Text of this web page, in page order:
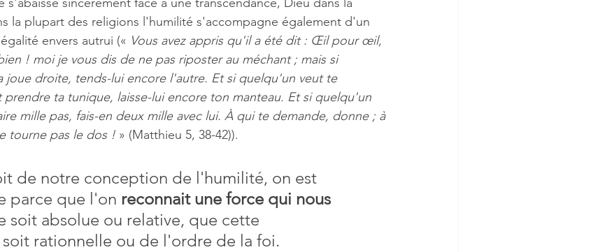
la plupart des religions l'humilité s'accompagne également d'un
envers autrui (« Vous avez appris qu'il a été dit : Œil pour œil,
! moi je vous dis de ne pas riposter au méchant ; mais si
joue droite, tends-lui encore l'autre. Et si quelqu'un veut te
prendre ta tunique, laisse-lui encore ton manteau. Et si quelqu'un
mille pas, fais-en deux mille avec lui. À qui te demande, donne ; à
tourne pas le dos ! » (Matthieu 5, 38-42)).
de notre conception de l'humilité, on est
parce que l'on reconnait une force qui nous
soit absolue ou relative, que cette
soit rationnelle ou de l'ordre de la foi.